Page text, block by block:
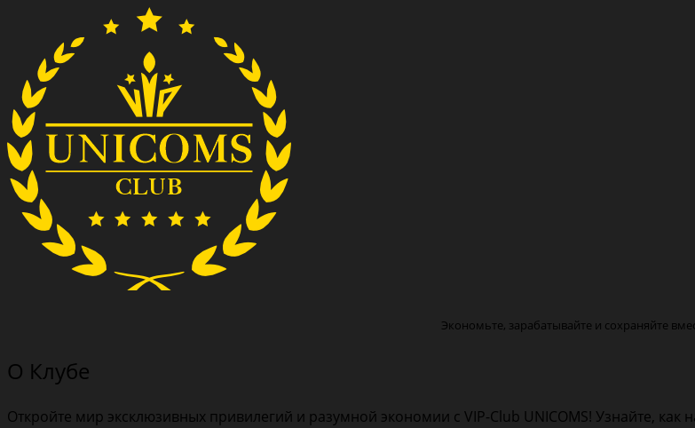
Экономьте, зарабатывайте и сохраняйте
О Клубе
Откройте мир эксклюзивных привилегий и разумной экономии с VIP-Club UNICOMS! Узнайте,